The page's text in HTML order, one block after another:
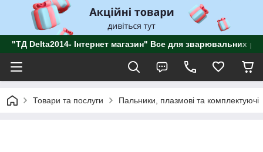
"ТД Delta2014- Інтернет магазин" Все для зварювальних
Товари та послуги Пальники, плазмові та комплектуючі